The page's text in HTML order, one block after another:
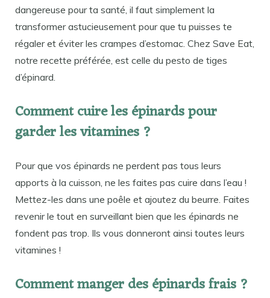
dangereuse pour ta santé, il faut simplement la
transformer astucieusement pour que tu puisses te
régaler et éviter les crampes d’estomac. Chez Save Eat,
notre recette préférée, est celle du pesto de tiges
d’épinard.
Comment cuire les épinards pour
garder les vitamines ?
Pour que vos épinards ne perdent pas tous leurs
apports à la cuisson, ne les faites pas cuire dans l’eau !
Mettez-les dans une poêle et ajoutez du beurre. Faites
revenir le tout en surveillant bien que les épinards ne
fondent pas trop. Ils vous donneront ainsi toutes leurs
vitamines !
Comment manger des épinards frais ?